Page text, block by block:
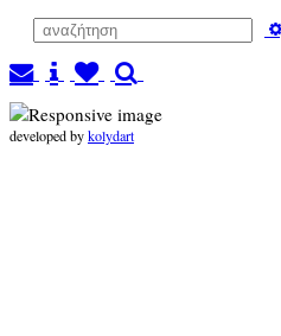
developed bykolydart